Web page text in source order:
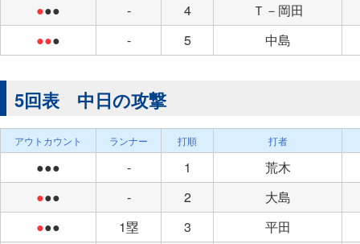
●●● - 4
Ｔ－岡田
●●● - 5 中島
5回表 中日の攻撃
アウトカウント ランナー 打順 打者
●●● - 1
荒木
●●● - 2
大島
●●● 1塁 3
平田